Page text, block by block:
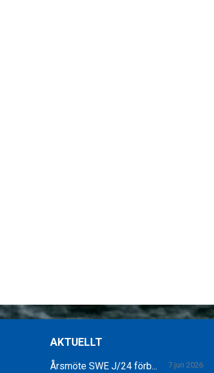
AKTUELLT
Årsmöte SWE J/24 förb... 7 jun 2026